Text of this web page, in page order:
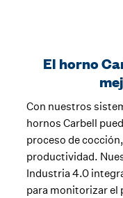
El horno
Con nuestros
hornos Carbell
proceso de
productividad.
Industria 4.0
para monitorizar el